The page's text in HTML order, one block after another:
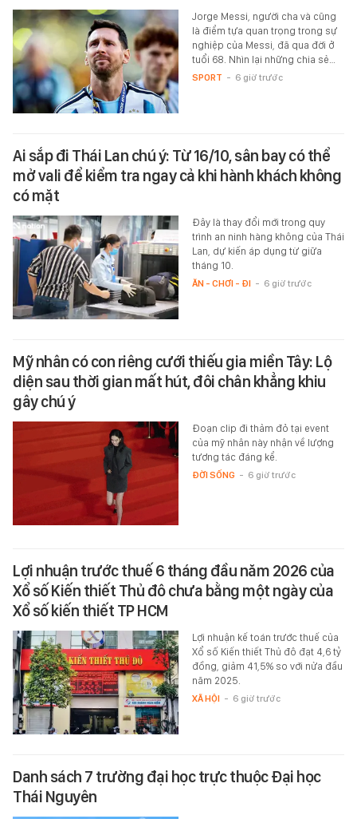
Jorge Messi, người cha và cũng
là điểm tựa quan trọng trong sự
nghiệp của Messi, đã qua đời ở
tuổi 68. Nhìn lại những chia sẻ…
SPORT - 6 giờ trước
Ai sắp đi Thái Lan chú ý: Từ 16/10, sân bay có thể
mở vali để kiểm tra ngay cả khi hành khách không
có mặt
Đây là thay đổi mới trong quy
trình an ninh hàng không của Thái
Lan, dự kiến áp dụng từ giữa
tháng 10.
ĂN - CHƠI - ĐI - 6 giờ trước
Mỹ nhân có con riêng cưới thiếu gia miền Tây: Lộ
diện sau thời gian mất hút, đôi chân khẳng khiu
gây chú ý
Đoạn clip đi thảm đỏ tại event
của mỹ nhân này nhận về lượng
tương tác đáng kể.
ĐỜI SỐNG - 6 giờ trước
Lợi nhuận trước thuế 6 tháng đầu năm 2026 của
Xổ số Kiến thiết Thủ đô chưa bằng một ngày của
Xổ số kiến thiết TP HCM
Lợi nhuận kế toán trước thuế của
Xổ số Kiến thiết Thủ đô đạt 4,6 tỷ
đồng, giảm 41,5% so với nửa đầu
năm 2025.
XÃ HỘI - 6 giờ trước
Danh sách 7 trường đại học trực thuộc Đại học
Thái Nguyên